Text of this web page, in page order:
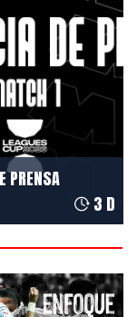
PRENSA
3 D